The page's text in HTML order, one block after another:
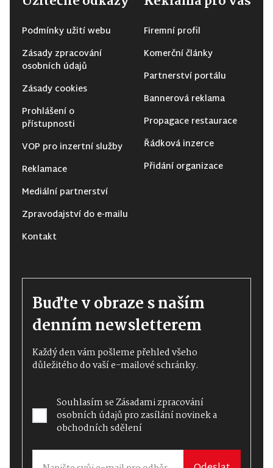
Podmínky užití webu
Zásady zpracování
osobních údajů
Zásady cookies
Prohlášení o
přístupnosti
VOP pro inzertní služby
Reklamace
Mediální partnerství
Zpravodajství do e-mailu
Kontakt
Firemní profil
Komerční články
Partnerství portálu
Bannerová reklama
Propagace restaurace
Řádková inzerce
Přidání organizace
Buďte v obraze s naším
denním newsletterem
Každý den vám pošleme přehled všeho
důležitého do vaší e-mailové schránky.
Souhlasím seZásadami zpracování
osobních údajůpro zasílání novinek a
obchodních sdělení